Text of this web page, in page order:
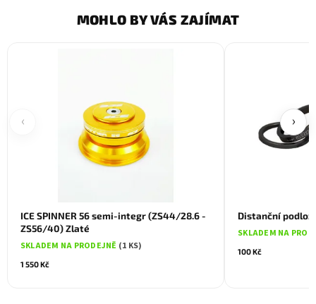
MOHLO BY VÁS ZAJÍMAT
‹
ICE SPINNER 56 semi-integr (ZS44/28.6 -
ZS56/40) Zlaté
SKLADEM NA PRODEJNĚ (1 KS)
1 550 Kč
Distanční
SKLADEM NA
100 Kč
›